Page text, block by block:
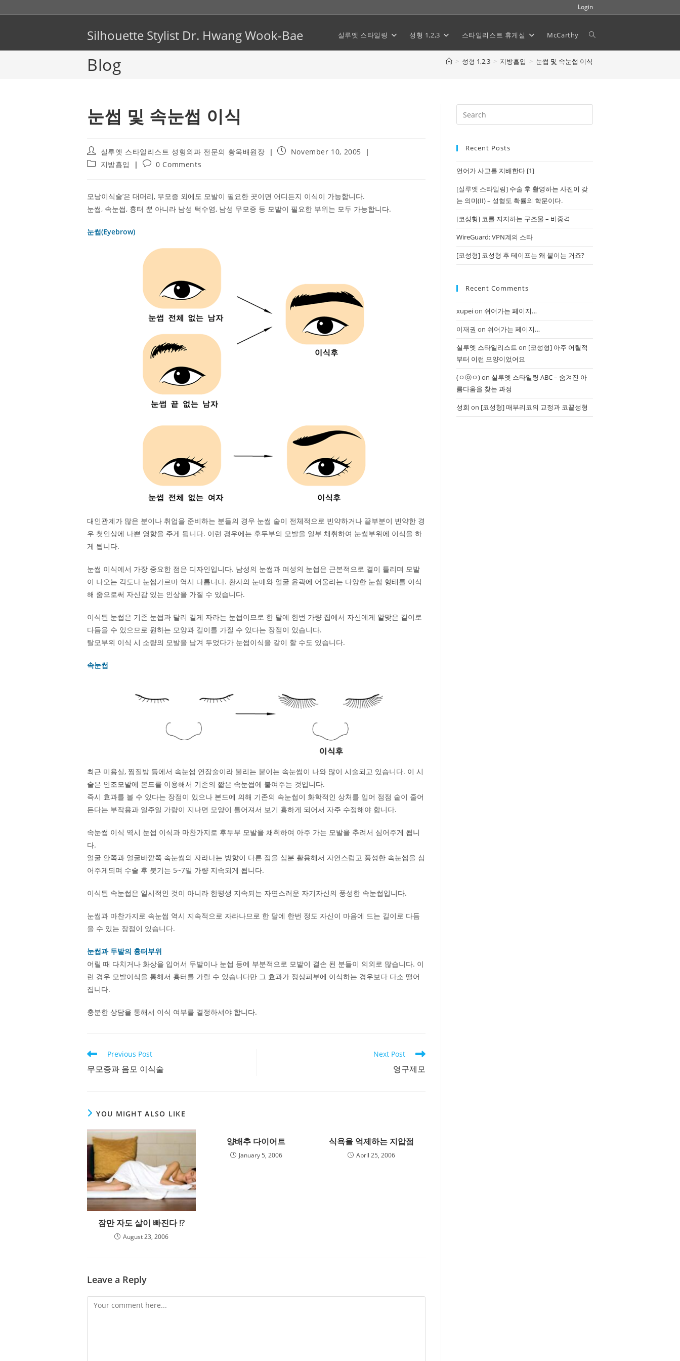
Login
Silhouette Stylist Dr. Hwang Wook-Bae 실루엣 스타일링 성형 1,2,3 스타일리스트 휴게실 McCarthy Toggle
website
Blog > 성형 1,2,3 > 지방흡입 > 눈썹 및 속눈썹 이식
눈썹 및 속눈썹 이식
Post
author:
실루엣 스타일리스트 성형외과 전문의 황욱배원장
PostNovember 10, 2005
Post지방흡입
Post0 Comments
모낭이식술’은 대머리, 무모증 외에도 모발이 필요한 곳이면 어디든지 이식이 가능합니다.
눈썹, 속눈썹, 흉터 뿐 아니라 남성 턱수염, 남성 무모증 등 모발이 필요한 부위는 모두 가능합니다.
눈썹(Eyebrow)
대인관계가 많은 분이나 취업을 준비하는 분들의 경우 눈썹 숱이 전체적으로 빈약하거나 끝부분이 빈약한 경
우 첫인상에 나쁜 영향을 주게 됩니다. 이런 경우에는 후두부의 모발을 일부 채취하여 눈썹부위에 이식을 하
게 됩니다.
눈썹 이식에서 가장 중요한 점은 디자인입니다. 남성의 눈썹과 여성의 눈썹은 근본적으로 결이 틀리며 모발
이 나오는 각도나 눈썹가르마 역시 다릅니다. 환자의 눈매와 얼굴 윤곽에 어울리는 다양한 눈썹 형태를 이식
해 줌으로써 자신감 있는 인상을 가질 수 있습니다.
이식된 눈썹은 기존 눈썹과 달리 길게 자라는 눈썹이므로 한 달에 한번 가량 집에서 자신에게 알맞은 길이로
다듬을 수 있으므로 원하는 모양과 길이를 가질 수 있다는 장점이 있습니다.
탈모부위 이식 시 소량의 모발을 남겨 두었다가 눈썹이식을 같이 할 수도 있습니다.
속눈썹
최근 미용실, 찜질방 등에서 속눈썹 연장술이라 불리는 붙이는 속눈썹이 나와 많이 시술되고 있습니다. 이 시
술은 인조모발에 본드를 이용해서 기존의 짧은 속눈썹에 붙여주는 것입니다.
즉시 효과를 볼 수 있다는 장점이 있으나 본드에 의해 기존의 속눈썹이 화학적인 상처를 입어 점점 숱이 줄어
든다는 부작용과 일주일 가량이 지나면 모양이 틀어져서 보기 흉하게 되어서 자주 수정해야 합니다.
속눈썹 이식 역시 눈썹 이식과 마찬가지로 후두부 모발을 채취하여 아주 가는 모발을 추려서 심어주게 됩니
다.
얼굴 안쪽과 얼굴바깥쪽 속눈썹의 자라나는 방향이 다른 점을 십분 활용해서 자연스럽고 풍성한 속눈썹을 심
어주게되며 수술 후 붓기는 5~7일 가량 지속되게 됩니다.
이식된 속눈썹은 일시적인 것이 아니라 한평생 지속되는 자연스러운 자기자신의 풍성한 속눈썹입니다.
눈썹과 마찬가지로 속눈썹 역시 지속적으로 자라나므로 한 달에 한번 정도 자신이 마음에 드는 길이로 다듬
을 수 있는 장점이 있습니다.
눈썹과 두발의 흉터부위
어릴 때 다치거나 화상을 입어서 두발이나 눈썹 등에 부분적으로 모발이 결손 된 분들이 의외로 많습니다. 이
런 경우 모발이식을 통해서 흉터를 가릴 수 있습니다만 그 효과가 정상피부에 이식하는 경우보다 다소 떨어
집니다.
충분한 상담을 통해서 이식 여부를 결정하셔야 합니다.
Read
articles
Previous Post
무모증과 음모 이식술
Next Post
영구제모
YOU MIGHT ALSO LIKE
잠만 자도 살이 빠진다 !?
August 23, 2006
양배추 다이어트
January 5, 2006
식욕을 억제하는 지압점
April 25, 2006
Leave a Reply
Comment
Recent Posts
언어가 사고를 지배한다 [1]
[실루엣 스타일링] 수술 후 촬영하는 사진이 갖
는 의미(II) – 성형도 확률의 학문이다.
[코성형] 코를 지지하는 구조물 – 비중격
WireGuard: VPN계의 스타
[코성형] 코성형 후 테이프는 왜 붙이는 거죠?
Recent Comments
xupeion 쉬어가는 페이지…
이재권 on 쉬어가는 페이지…
실루엣 스타일리스트 on [코성형] 아주 어릴적
부터 이런 모양이었어요
(ㅇⓞㅇ)on 실루엣 스타일링 ABC – 숨겨진 아
름다움을 찾는 과정
성희 on [코성형] 매부리코의 교정과 코끝성형